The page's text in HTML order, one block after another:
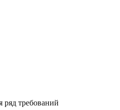
требований